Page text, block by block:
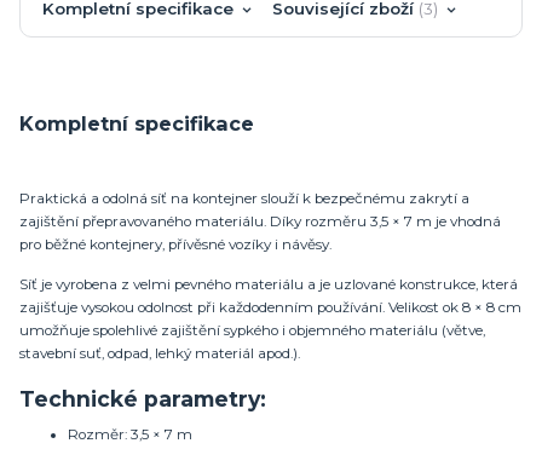
Kompletní specifikace Související zboží 3
Kompletní specifikace
Praktická a odolná síť na kontejner slouží k bezpečnému zakrytí a
zajištění přepravovaného materiálu. Díky rozměru 3,5 × 7 m je vhodná
pro běžné kontejnery, přívěsné vozíky i návěsy.
Síť je vyrobena z velmi pevného materiálu a je uzlované konstrukce, která
zajišťuje vysokou odolnost při každodenním používání. Velikost ok 8 × 8 cm
umožňuje spolehlivé zajištění sypkého i objemného materiálu (větve,
stavební suť, odpad, lehký materiál apod.).
Technické parametry:
Rozměr: 3,5 × 7 m